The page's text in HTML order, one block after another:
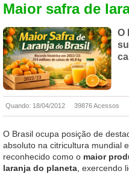
Maior safra de
O
Quando: 18/04/2012 39876 Acessos
O Brasil ocupa posição de
absoluto na citricultura mundial
reconhecido como o maior
laranja do planeta , exercendo